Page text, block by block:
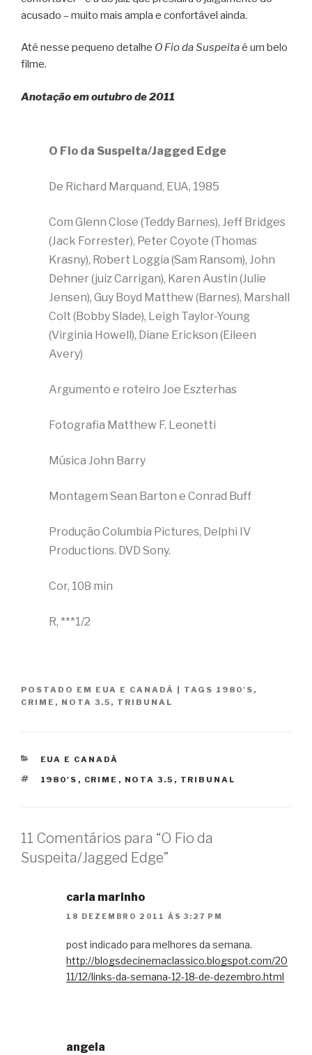
acusado – muito mais ampla e confortável ainda.
Até nesse pequeno detalhe O Fio da Suspeitaé um belo
filme.
Anotação em outubro de 2011
O Fio da Suspeita/Jagged Edge
De Richard Marquand, EUA, 1985
Com Glenn Close (Teddy Barnes), Jeff Bridges
(Jack Forrester), Peter Coyote (Thomas
Krasny), Robert Loggia (Sam Ransom), John
Dehner (juiz Carrigan), Karen Austin (Julie
Jensen), Guy Boyd Matthew (Barnes), Marshall
Colt (Bobby Slade), Leigh Taylor-Young
(Virginia Howell), Diane Erickson (Eileen
Avery)
Argumento e roteiro Joe Eszterhas
Fotografia Matthew F. Leonetti
Música John Barry
Montagem Sean Barton e Conrad Buff
Produção Columbia Pictures, Delphi IV
Productions. DVD Sony.
Cor, 108 min
R, ***1/2
POSTADO EM EUA E CANADÁ TAGS 1980'S ,
CRIME , NOTA 3.5 , TRIBUNAL
CATEGORIAS
EUA E CANADÁ
TAGS
1980'S , CRIME , NOTA 3.5 , TRIBUNAL
11 Comentários para “O Fio da
Suspeita/Jagged Edge”
carla marinho
18 DEZEMBRO 2011 ÀS 3:27 PM
post indicado para melhores da semana.
http://blogsdecinemaclassico.blogspot.com/20
11/12/links-da-semana-12-18-de-dezembro.html
angela